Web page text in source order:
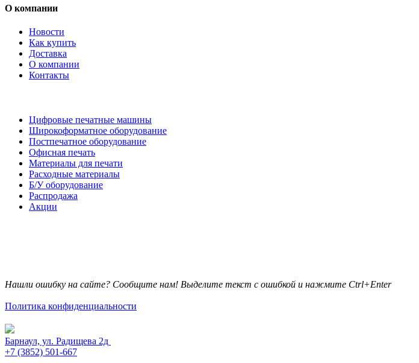
О компании
Новости
Как купить
Доставка
О компании
Контакты
Цифровые печатные машины
Широкоформатное оборудование
Постпечатное оборудование
Офисная печать
Материалы для печати
Расходные материалы
Б/У оборудование
Распродажа
Акции
Нашли ошибку на сайте? Сообщите нам! Выделите текст с ошибкой и нажмите Ctrl+Enter
Политика конфиденциальности
Барнаул, ул. Радищева 2д
+7 (3852) 501-667